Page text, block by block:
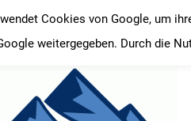
Cookies von Google, um
weitergegeben. Durch die